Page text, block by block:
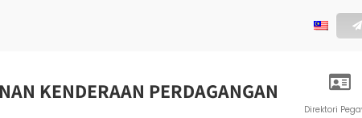
KENDERAAN PERDAGANGAN
Direktori